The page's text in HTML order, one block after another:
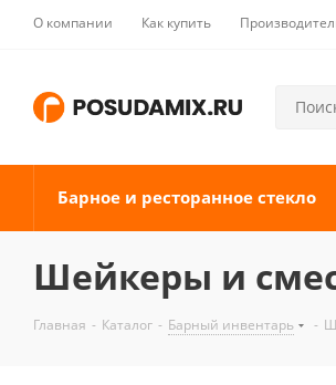
О компании Как купить
Барное и ресторанное стекло
Шейкеры и
Главная - Каталог - Барный инвентарь -